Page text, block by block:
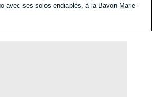
avec ses solos endiablés, à la Bavon Marie-